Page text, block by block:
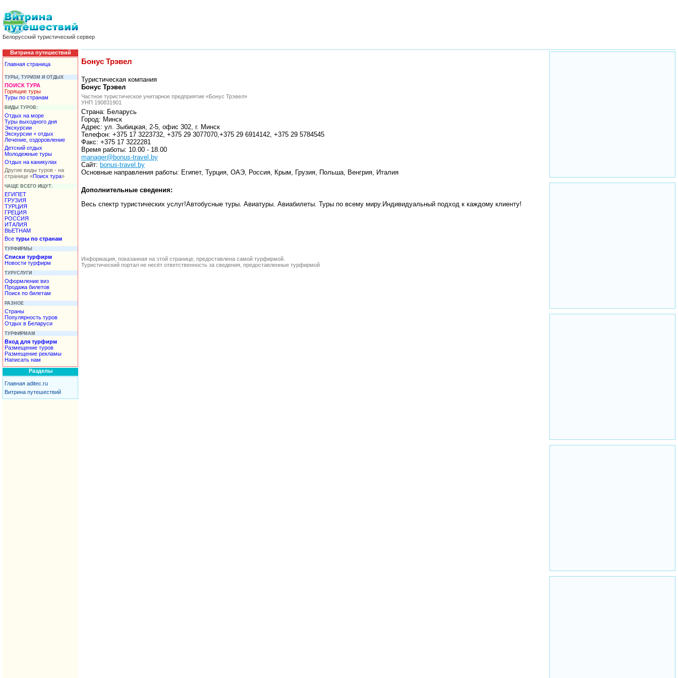
Белорусский туристический сервер
Витрина путешествий
Главная страница
ТУРЫ, ТУРИЗМ И ОТДЫХ
ПОИСК ТУРА
Горящие туры
Туры по странам
ВИДЫ ТУРОВ:
Отдых на море
Туры выходного дня
Экскурсии
Экскурсии + отдых
Лечение, оздоровление
Детский отдых
Молодежные туры
Отдых на каникулах
Другие виды туров - на
странице «Поиск тура»
ЧАЩЕ ВСЕГО ИЩУТ:
ЕГИПЕТ
ГРУЗИЯ
ТУРЦИЯ
ГРЕЦИЯ
РОССИЯ
ИТАЛИЯ
ВЬЕТНАМ
Все туры по странам
ТУРФИРМЫ
Списки турфирм
Новости турфирм
ТУРУСЛУГИ
Оформление виз
Продажа билетов
Поиск по билетам
РАЗНОЕ
Страны
Популярность туров
Отдых в Беларуси
ТУРФИРМАМ
Вход для турфирм
Размещение туров
Размещение рекламы
Написать нам
Разделы
Главная aditec.ru
Витрина путешествий
Бонус Трэвел
Туристическая компания
Бонус Трэвел
Частное туристическое унитарное предприятие «Бонус Трэвел»
УНП 190831901
Страна: Беларусь
Город: Минск
Адрес: ул. Зыбицкая, 2-5, офис 302, г. Минск
Телефон: +375 17 3223732, +375 29 3077070,+375 29 6914142, +375 29 5784545
Факс: +375 17 3222281
Время работы: 10.00 - 18.00
manager@bonus-travel.by
Сайт: bonus-travel.by
Основные направления работы: Египет, Турция, ОАЭ, Россия, Крым, Грузия, Польша, Венгрия, Италия
Дополнительные сведения:
Весь спектр туристических услуг!Автобусные туры. Авиатуры. Авиабилеты. Туры по всему миру.Индивидуальный подход к каждому клиенту!
Информация, показанная на этой странице, предоставлена самой турфирмой.
Туристический портал не несёт ответственность за сведения, предоставленные турфирмой